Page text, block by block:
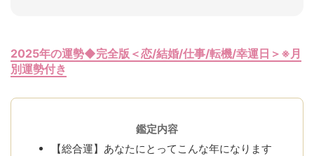
2025年の運勢◆完全版＜恋/結婚/仕事/転機/幸運日＞※月
別運勢付き
鑑定内容
【総合運】あなたにとってこんな年になります